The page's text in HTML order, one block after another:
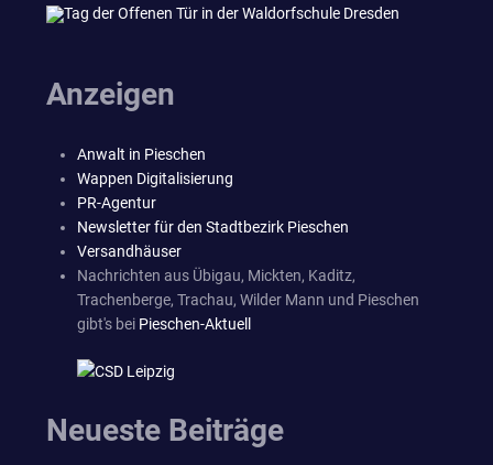
Anzeigen
Anwalt in Pieschen
Wappen Digitalisierung
PR-Agentur
Newsletter für den Stadtbezirk Pieschen
Versandhäuser
Nachrichten aus Übigau, Mickten, Kaditz,
Trachenberge, Trachau, Wilder Mann und Pieschen
gibt's bei Pieschen-Aktuell
Neueste Beiträge